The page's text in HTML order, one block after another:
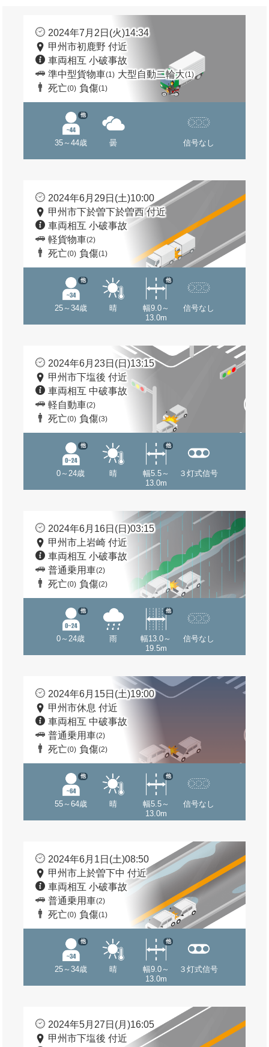
2024年7月2日(火)14:34
甲州市初鹿野 付近
車両相互 小破事故
準中型貨物車(1) 大型自動二輪大(1)
死亡(0) 負傷(1)
35～44歳
他
曇 信号なし
2024年6月29日(土)10:00
甲州市下於曽下於曽西 付近
車両相互 小破事故
軽貨物車(2)
死亡(0) 負傷(1)
25～34歳
他
晴
幅9.0～
13.0m
他
信号なし
2024年6月23日(日)13:15
甲州市下塩後 付近
車両相互 中破事故
軽自動車(2)
死亡(0) 負傷(3)
0～24歳
他
晴
幅5.5～
13.0m
他
３灯式信号
2024年6月16日(日)03:15
甲州市上岩崎 付近
車両相互 小破事故
普通乗用車(2)
死亡(0) 負傷(2)
0～24歳
他
雨
幅13.0～
19.5m
他
信号なし
2024年6月15日(土)19:00
甲州市休息 付近
車両相互 中破事故
普通乗用車(2)
死亡(0) 負傷(2)
55～64歳
他
晴
幅5.5～
13.0m
他
信号なし
2024年6月1日(土)08:50
甲州市上於曽下中 付近
車両相互 小破事故
普通乗用車(2)
死亡(0) 負傷(1)
25～34歳
他
晴
幅9.0～
13.0m
他
３灯式信号
2024年5月27日(月)16:05
甲州市下塩後 付近